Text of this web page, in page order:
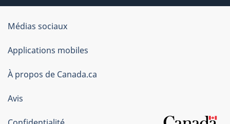
Organisation
du
gouvernement
du
Canada
Médias sociaux
Applications mobiles
À propos de Canada.ca
Avis